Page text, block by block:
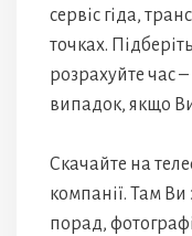
сервіс гіда,
точках.
розрахуйте час
випадок, якщо Ви
Скачайте на
компанії. Там
порад,